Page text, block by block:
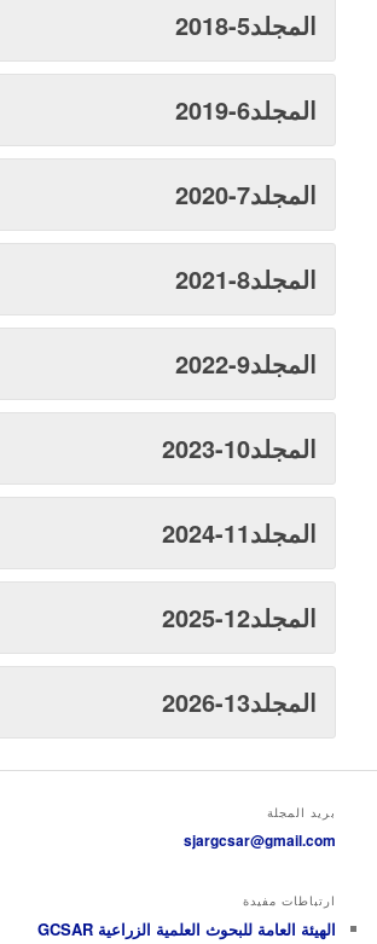
المجلد5-2018
المجلد6-2019
المجلد7-2020
المجلد8-2021
المجلد9-2022
المجلد10-2023
المجلد11-2024
المجلد12-2025
المجلد13-2026
بريد المجلة
sjargcsar@gmail.com
ارتباطات مفيدة
الهيئة العامة للبحوث العلمية الزراعية GCSAR